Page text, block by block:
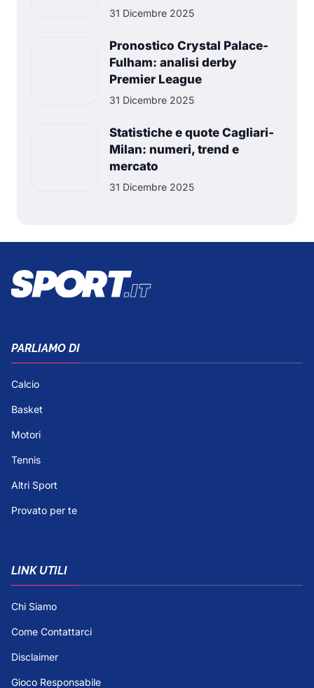
31 Dicembre 2025
Pronostico Crystal Palace-
Fulham: analisi derby
Premier League
31 Dicembre 2025
Statistiche e quote Cagliari-
Milan: numeri, trend e
mercato
31 Dicembre 2025
PARLIAMO DI
Calcio
Basket
Motori
Tennis
Altri Sport
Provato per te
LINK UTILI
Chi Siamo
Come Contattarci
Disclaimer
Gioco Responsabile